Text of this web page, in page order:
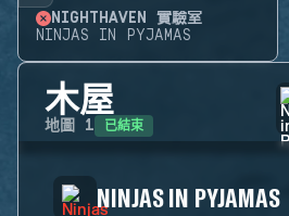
NIGHTHAVEN 實驗室
NINJAS IN PYJAMAS
木屋
地圖 1 已結束
NINJAS IN PYJAMAS